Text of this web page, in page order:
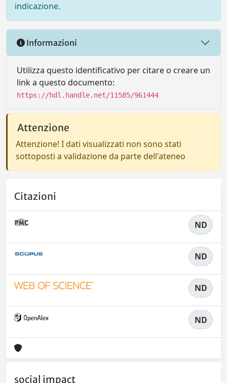
indicazione.
Informazioni
Utilizza questo identificativo per citare o creare un
link a questo documento:
https://hdl.handle.net/11585/961444
Attenzione
Attenzione! I dati visualizzati non sono stati
sottoposti a validazione da parte dell'ateneo
Citazioni
ND
ND
ND
ND
social impact